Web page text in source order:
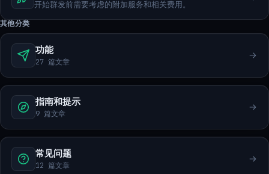
开始群发前需要考虑的附加服务和相关费用。
其他分类
功能
27 篇文章
指南和提示
9 篇文章
常见问题
12 篇文章